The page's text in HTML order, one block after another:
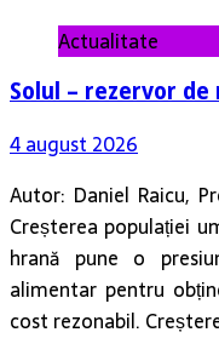
Actualitate
Solul – rezervor
4 august 2026
Autor: Daniel Raicu,
Creșterea populației
hrană pune o
alimentar pentru
cost rezonabil.